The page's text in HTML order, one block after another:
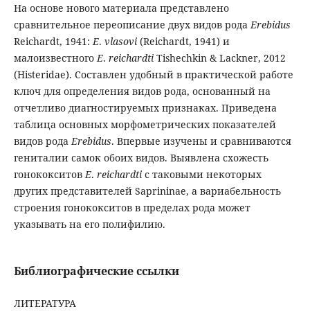
На основе нового материала представлено
сравнительное переописание двух видов рода Erebidus
Reichardt, 1941: E. vlasovi (Reichardt, 1941) и
малоизвестного E. reichardti Tishechkin & Lackner, 2012
(Histeridae). Составлен удобный в практической работе
ключ для определения видов рода, основанный на
отчетливо диагностируемых признаках. Приведена
таблица основных морфометрических показателей
видов рода Erebidus. Впервые изучены и сравниваются
гениталии самок обоих видов. Выявлена схожесть
гонококситов E. reichardti с таковыми некоторых
других представителей Saprininae, а вариабельность
строения гонококситов в пределах рода может
указывать на его полифилию.
Библиографические ссылки
ЛИТЕРАТУРА